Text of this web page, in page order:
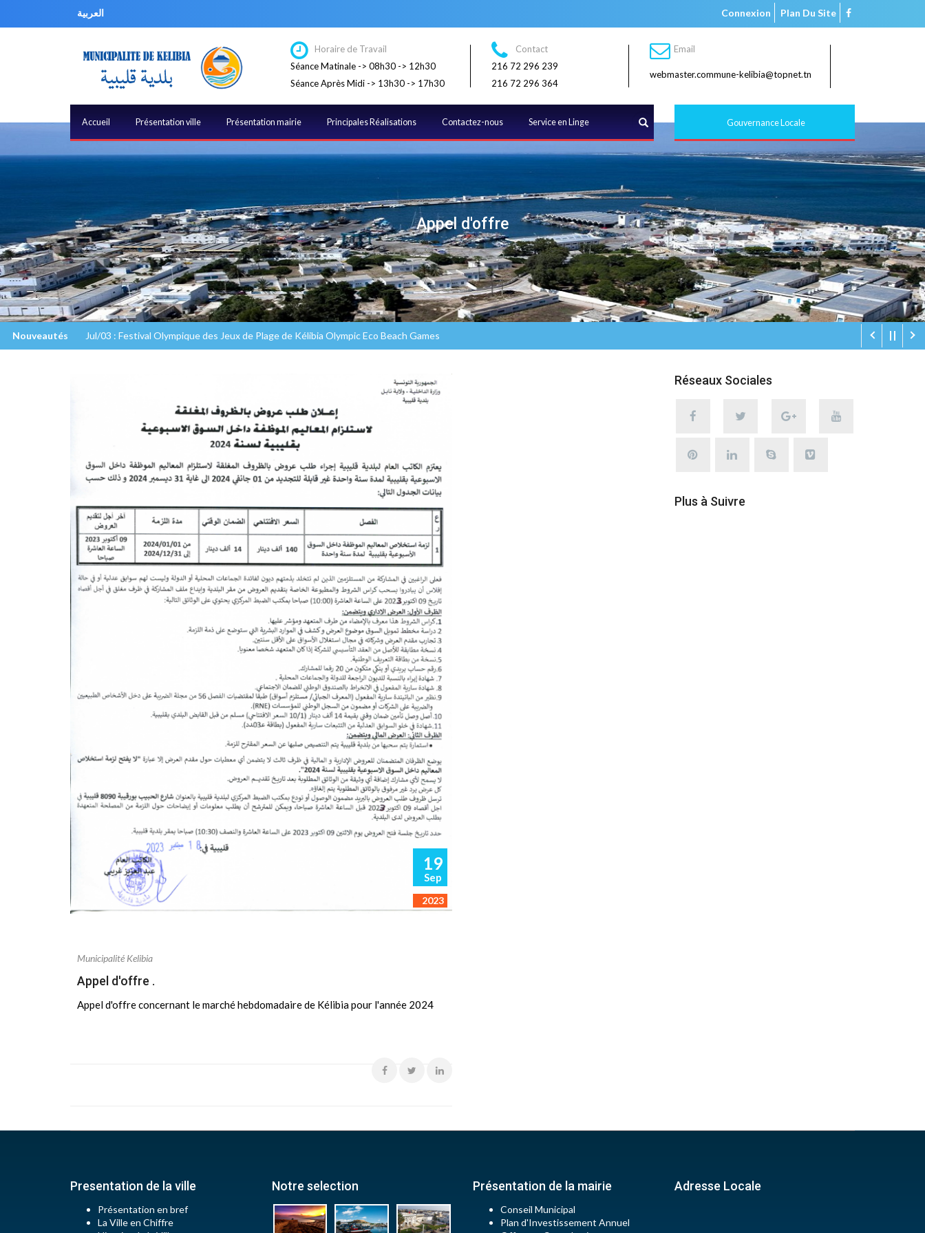
العربية Connexion Plan Du Site
Horaire de Travail
Séance Matinale -> 08h30 -> 12h30
Séance Après Midi -> 13h30 -> 17h30
Contact
216 72 296 239
216 72 296 364
Email
webmaster.commune-kelibia@topnet.tn
Appel d'offre
Nouveautés Jul/03 : Festival Olympique des Jeux de Plage de Kélibia Olympic Eco Beach Games
Accueil Présentation ville Présentation mairie Principales Réalisations Contactez-nous Service en Linge Rechercher Gouvernance Locale
19
Sep
2023
Municipalité Kelibia
Appel d'offre .
Appel d'offre concernant le marché hebdomadaire de Kélibia pour l'année 2024
Réseaux Sociales
Plus à Suivre
Presentation de la ville
Présentation en bref
La Ville en Chiffre
Notre selection Présentation de la mairie
Conseil Municipal
Plan d'Investissement Annuel
Adresse Locale